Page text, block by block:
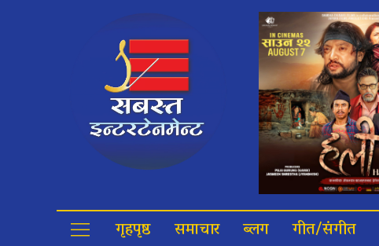
गृहपृष्ठ समाचार ब्लग गीत/संगीत